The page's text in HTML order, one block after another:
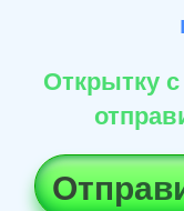
Открытку